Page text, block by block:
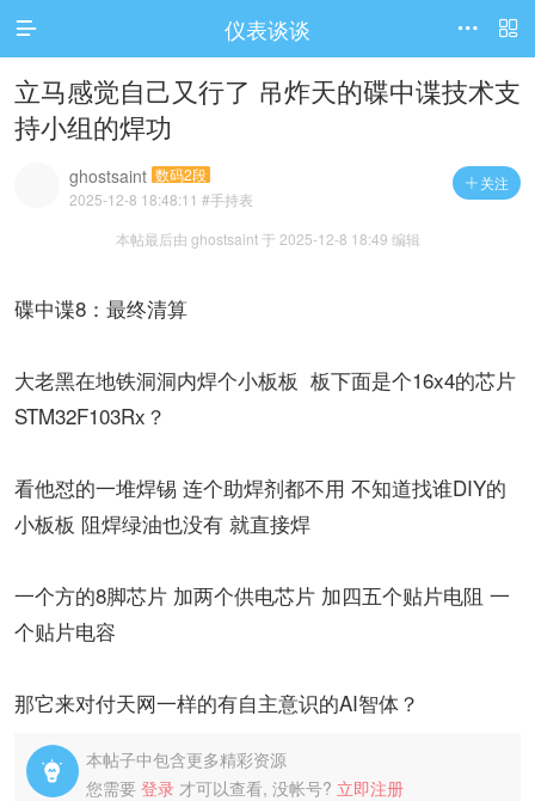
访问电脑版
 仪表谈谈 

立马感觉自己又行了 吊炸天的碟中谍技术支
持小组的焊功
 关注
ghostsaint 数码2段
2025-12-8 18:48:11 #手持表
本帖最后由 ghostsaint 于 2025-12-8 18:49 编辑
碟中谍8：最终清算
大老黑在地铁洞洞内焊个小板板 板下面是个16x4的芯片
STM32F103Rx？
看他怼的一堆焊锡 连个助焊剂都不用 不知道找谁DIY的
小板板 阻焊绿油也没有 就直接焊
一个方的8脚芯片 加两个供电芯片 加四五个贴片电阻 一
个贴片电容
那它来对付天网一样的有自主意识的AI智体？

本帖子中包含更多精彩资源
您需要 登录 才可以查看, 没帐号? 立即注册